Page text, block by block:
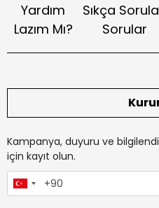
Yardım
Lazım Mı?
Sıkça
Sorular
Kampanya, duyuru ve
için kayıt olun.